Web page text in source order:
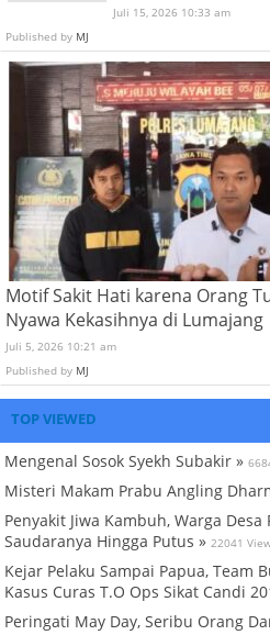
Juli 15, 2026 10:33 am
Published by MJ
Motif Sakit Hati karena Orang
Nyawa Kekasihnya di Lumajang
Juli 5, 2026 10:21 am
Published by MJ
TOP VIEWED
Mengenal Sosok Syekh Subakir »
Misteri Makam Prabu Angling
Penyakit Jiwa Kambuh, Warga Desa
Saudaranya Hingga Putus » 22041
Kejar Pelaku Sampai Papua, Team
Kasus Curas T.O Ops Sikat Candi
Peringati May Day, Seribu Orang